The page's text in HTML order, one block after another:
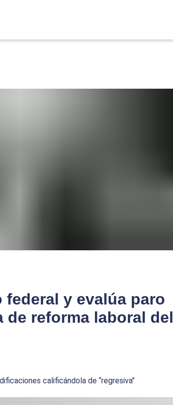
federal y evalúa paro
de reforma laboral del
calificándola de “regresiva"